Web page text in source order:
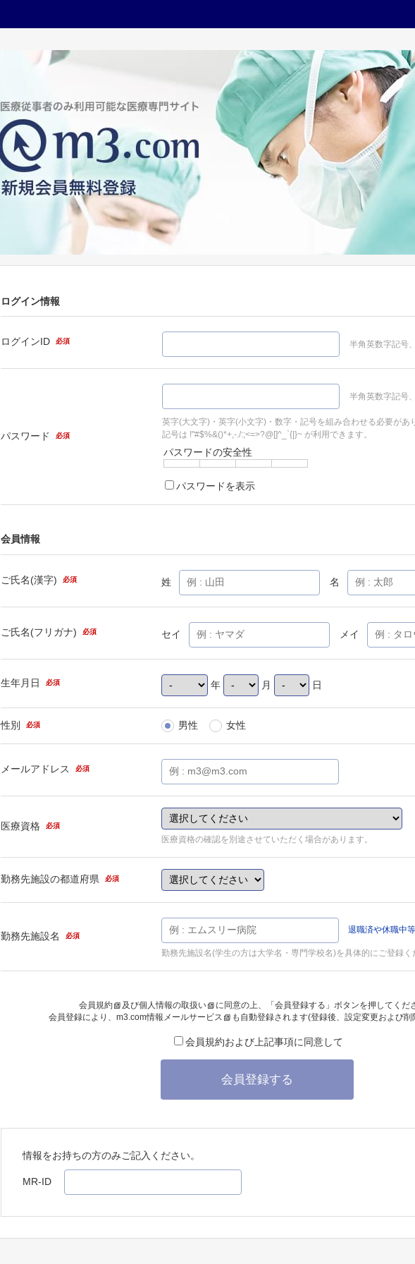
ログイン情報
ログインID 必須 半角英数字記号
パスワード 必須
半角英数字記号
英字(大文字)・英字(小文字)・数字・記号を組み合わせる必要があ
記号は !"#$%&()*+,-./:;<=>?@[]^_`{|}~ が利用できます。
パスワードの安全性
パスワードを表示
会員情報
ご氏名(漢字) 必須 姓 名
ご氏名(フリガナ) 必須 セイ メイ
生年月日 必須 年 月 日
性別 必須 男性 女性
メールアドレス 必須
医療資格 必須
医療資格の確認を別途させていただく場合があります。
勤務先施設の都道府県 必須
勤務先施設名 必須
退職済や休職中
勤務先施設名(学生の方は大学名・専門学校名)を具体的にご登録く
会員規約 及び個人情報の取扱い
に同意の上、「会員登録する」ボタンを押してくだ
会員登録により、 m3.com情報メールサービス も自動登録されます(登録後、設定変更および
会員規約および上記事項に同意して
会員登録する
情報をお持ちの方のみご記入ください。
MR-ID